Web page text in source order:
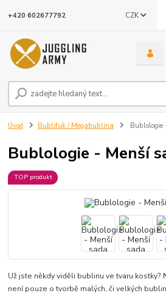
CZK
+420 602677792
Úvod Bublifuk / Megabublina Bublologie
Bublologie - Menší
TOP produkt
Už jste někdy viděli bublinu ve tvaru kostky?
není pouze o tvorbě malých, či velkých